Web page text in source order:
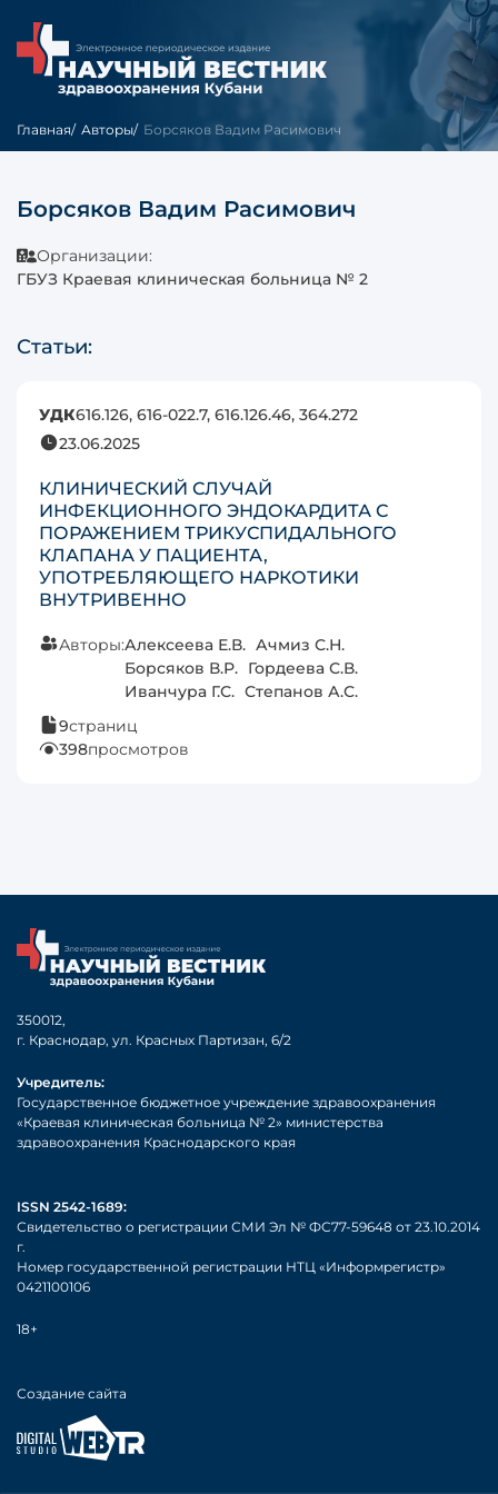
Главная Авторы Борсяков Вадим Расимович
Борсяков Вадим Расимович
Организации:
ГБУЗ Краевая клиническая больница № 2
Статьи:
УДК616.126, 616-022.7, 616.126.46, 364.272
23.06.2025
КЛИНИЧЕСКИЙ СЛУЧАЙ
ИНФЕКЦИОННОГО ЭНДОКАРДИТА С
ПОРАЖЕНИЕМ ТРИКУСПИДАЛЬНОГО
КЛАПАНА У ПАЦИЕНТА,
УПОТРЕБЛЯЮЩЕГО НАРКОТИКИ
ВНУТРИВЕННО
Авторы:Алексеева Е.В. Ачмиз С.Н.
Борсяков В.Р. Гордеева С.В.
Иванчура Г.С. Степанов А.С.
9страниц
398просмотров
350012,
г. Краснодар, ул. Красных Партизан, 6/2
Учредитель:
Государственное бюджетное учреждение здравоохранения
«Краевая клиническая больница № 2» министерства
здравоохранения Краснодарского края
ISSN 2542-1689:
Свидетельство о регистрации СМИ Эл № ФС77-59648 от 23.10.2014
г.
Номер государственной регистрации НТЦ «Информрегистр»
0421100106
18+
Создание сайта